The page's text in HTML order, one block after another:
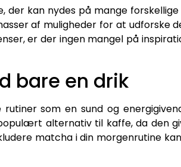
kan nydes på mange
af muligheder for at udforske
er der ingen mangel på
bare en drik
som en sund og
alternativ til kaffe, da den
matcha i din morgenrutine